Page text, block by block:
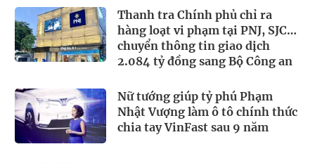
Thanh tra Chính phủ chỉ ra
hàng loạt vi phạm tại PNJ, SJC…
chuyển thông tin giao dịch
2.084 tỷ đồng sang Bộ Công an
Nữ tướng giúp tỷ phú Phạm
Nhật Vượng làm ô tô chính thức
chia tay VinFast sau 9 năm